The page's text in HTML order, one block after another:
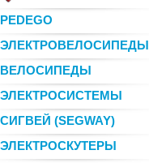
PEDEGO
ЭЛЕКТРОВЕЛОСИПЕДЫ
ВЕЛОСИПЕДЫ
ЭЛЕКТРОСИСТЕМЫ
СИГВЕЙ (SEGWAY)
ЭЛЕКТРОСКУТЕРЫ